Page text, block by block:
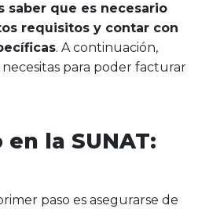
saber que es necesario
requisitos y contar con
. A continuación,
para poder facturar
en la SUNAT:
paso es asegurarse de